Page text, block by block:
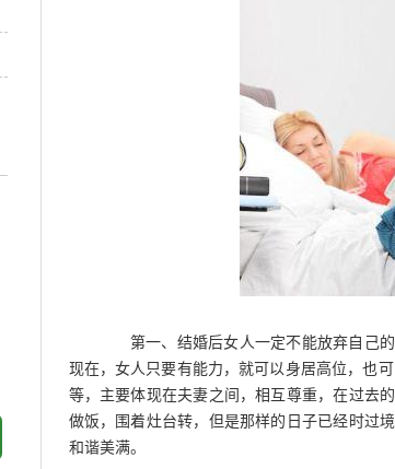
第一、结婚后女人一定不能放弃自己的
现在，女人只要有能力，就可以身居高位，也
等，主要体现在夫妻之间，相互尊重，在过去
做饭，围着灶台转，但是那样的日子已经时过
和谐美满。